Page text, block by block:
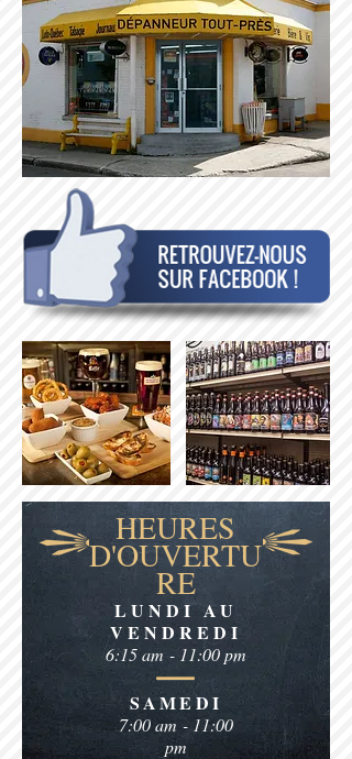
HEURES
D'OUVERTU
RE
LUNDI AU
VENDREDI
6:15 am - 11:00 pm
SAMEDI
7:00 am - 11:00
pm